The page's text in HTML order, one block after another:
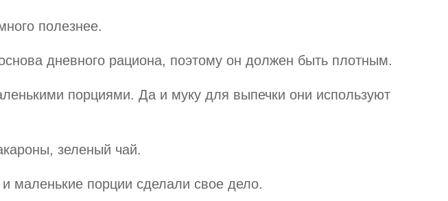
полезнее.
дневного рациона, поэтому он должен быть плотным.
порциями. Да и муку для выпечки они используют
зеленый чай.
маленькие порции сделали свое дело.